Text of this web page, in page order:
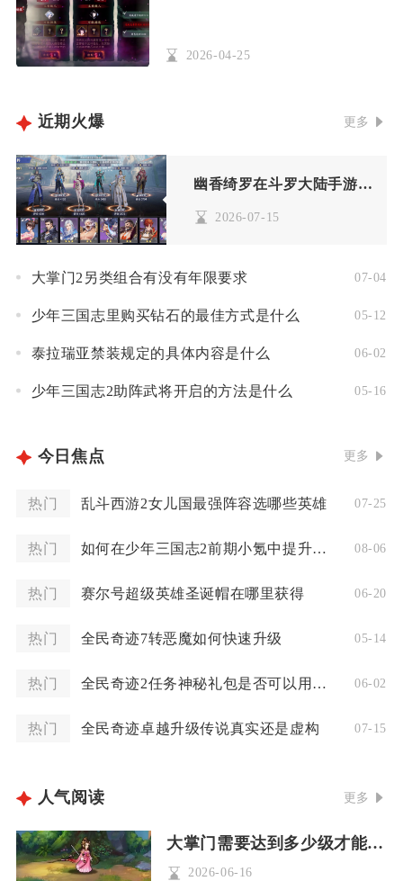
2026-04-25
近期火爆 更多
幽香绮罗在斗罗大陆手游中的获取方式是怎样的
2026-07-15
大掌门2另类组合有没有年限要求 07-04
少年三国志里购买钻石的最佳方式是什么 05-12
泰拉瑞亚禁装规定的具体内容是什么 06-02
少年三国志2助阵武将开启的方法是什么 05-16
今日焦点 更多
热门 乱斗西游2女儿国最强阵容选哪些英雄 07-25
热门 如何在少年三国志2前期小氪中提升自己的实力 08-06
热门 赛尔号超级英雄圣诞帽在哪里获得 06-20
热门 全民奇迹7转恶魔如何快速升级 05-14
热门 全民奇迹2任务神秘礼包是否可以用于充值 06-02
热门 全民奇迹卓越升级传说真实还是虚构 07-15
人气阅读 更多
大掌门需要达到多少级才能出金操作
2026-06-16